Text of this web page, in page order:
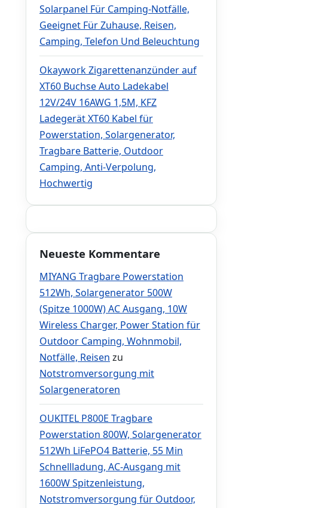
Solarpanel Für Camping-Notfälle,
Geeignet Für Zuhause, Reisen,
Camping, Telefon Und Beleuchtung
Okaywork Zigarettenanzünder auf
XT60 Buchse Auto Ladekabel
12V/24V 16AWG 1,5M, KFZ
Ladegerät XT60 Kabel für
Powerstation, Solargenerator,
Tragbare Batterie, Outdoor
Camping, Anti-Verpolung,
Hochwertig
Neueste Kommentare
MIYANG Tragbare Powerstation
512Wh, Solargenerator 500W
(Spitze 1000W) AC Ausgang, 10W
Wireless Charger, Power Station für
Outdoor Camping, Wohnmobil,
Notfälle, Reisen zu
Notstromversorgung mit
Solargeneratoren
OUKITEL P800E Tragbare
Powerstation 800W, Solargenerator
512Wh LiFePO4 Batterie, 55 Min
Schnellladung, AC-Ausgang mit
1600W Spitzenleistung,
Notstromversorgung für Outdoor,